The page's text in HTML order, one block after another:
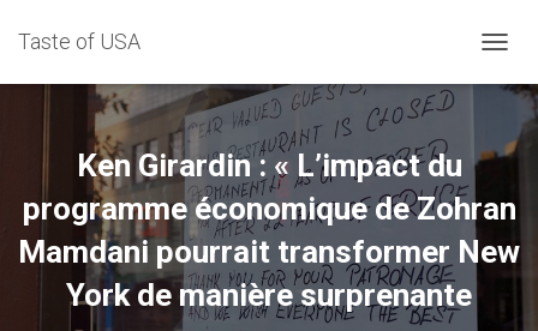
Taste of USA
É
I
L
A
N
Ken Girardin : « L’impact du
programme économique de Zohran
Mamdani pourrait transformer New
York de manière surprenante